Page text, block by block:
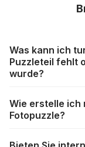
Was kann ich
Puzzleteil fehlt
wurde?
aber trotzdem
werden oder
https://
Wie erstelle ich
Fotopuzzle?